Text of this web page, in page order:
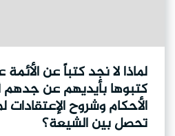
لماذا لا نجد كتباً عن
كتبوها بأيديهم عن
الأحكام وشروح الإعتقادات
تحصل بين الشيعة؟